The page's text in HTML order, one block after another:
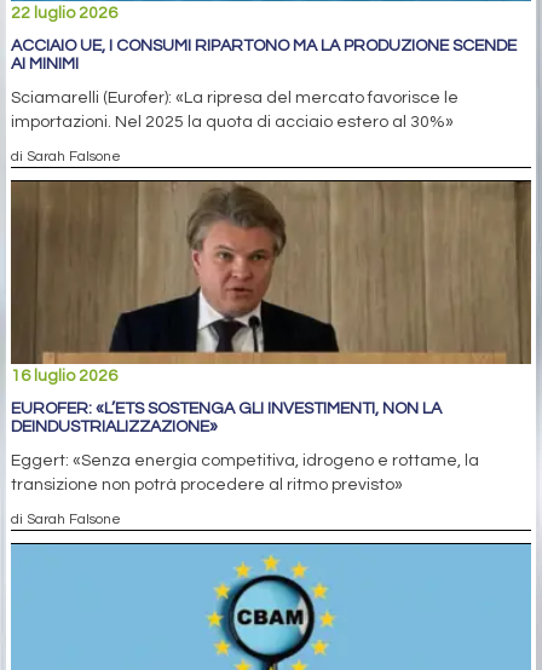
22 luglio 2026
ACCIAIO UE, I CONSUMI RIPARTONO MA LA PRODUZIONE SCENDE
AI MINIMI
Sciamarelli (Eurofer): «La ripresa del mercato favorisce le
importazioni. Nel 2025 la quota di acciaio estero al 30%»
di Sarah Falsone
16 luglio 2026
EUROFER: «L’ETS SOSTENGA GLI INVESTIMENTI, NON LA
DEINDUSTRIALIZZAZIONE»
Eggert: «Senza energia competitiva, idrogeno e rottame, la
transizione non potrà procedere al ritmo previsto»
di Sarah Falsone